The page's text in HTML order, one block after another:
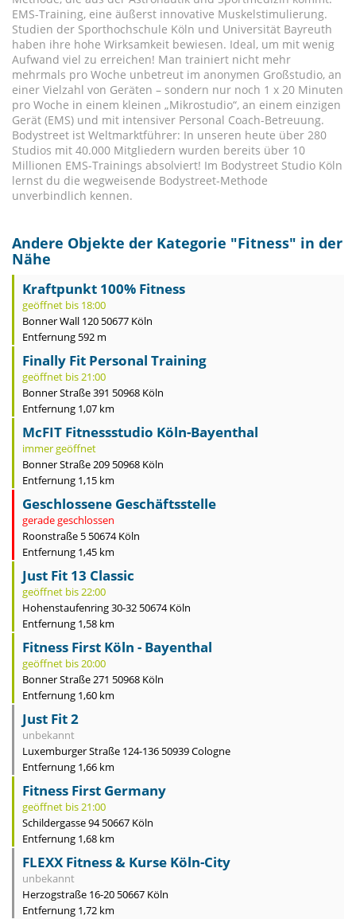
EMS-Training, eine äußerst innovative Muskelstimulierung.
Studien der Sporthochschule Köln und Universität Bayreuth
haben ihre hohe Wirksamkeit bewiesen. Ideal, um mit wenig
Aufwand viel zu erreichen! Man trainiert nicht mehr
mehrmals pro Woche unbetreut im anonymen Großstudio, an
einer Vielzahl von Geräten – sondern nur noch 1 x 20 Minuten
pro Woche in einem kleinen „Mikrostudio“, an einem einzigen
Gerät (EMS) und mit intensiver Personal Coach-Betreuung.
Bodystreet ist Weltmarktführer: In unseren heute über 280
Studios mit 40.000 Mitgliedern wurden bereits über 10
Millionen EMS-Trainings absolviert! Im Bodystreet Studio Köln
lernst du die wegweisende Bodystreet-Methode
unverbindlich kennen.
Andere Objekte der Kategorie "Fitness" in der
Nähe
Kraftpunkt 100% Fitness
geöffnet bis 18:00
Bonner Wall 120 50677 Köln
Entfernung 592 m
Finally Fit Personal Training
geöffnet bis 21:00
Bonner Straße 391 50968 Köln
Entfernung 1,07 km
McFIT Fitnessstudio Köln-Bayenthal
immer geöffnet
Bonner Straße 209 50968 Köln
Entfernung 1,15 km
Geschlossene Geschäftsstelle
gerade geschlossen
Roonstraße 5 50674 Köln
Entfernung 1,45 km
Just Fit 13 Classic
geöffnet bis 22:00
Hohenstaufenring 30-32 50674 Köln
Entfernung 1,58 km
Fitness First Köln - Bayenthal
geöffnet bis 20:00
Bonner Straße 271 50968 Köln
Entfernung 1,60 km
Just Fit 2
unbekannt
Luxemburger Straße 124-136 50939 Cologne
Entfernung 1,66 km
Fitness First Germany
geöffnet bis 21:00
Schildergasse 94 50667 Köln
Entfernung 1,68 km
FLEXX Fitness & Kurse Köln-City
unbekannt
Herzogstraße 16-20 50667 Köln
Entfernung 1,72 km